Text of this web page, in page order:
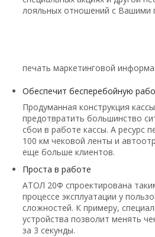
лояльных отношений с Вашими
печать маркетинговой
Обеспечит бесперебойную
Продуманная конструкция
предотвратить большинство
сбои в работе кассы. А ресурс
100 км чековой ленты и
еще больше клиентов.
Проста в работе
АТОЛ 20Ф спроектирована
процессе эксплуатации у
сложностей. К примеру,
устройства позволит менять
за 3 секунды.